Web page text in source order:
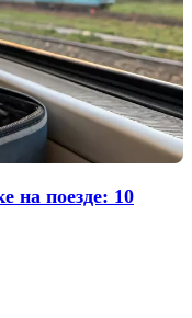
на поезде: 10